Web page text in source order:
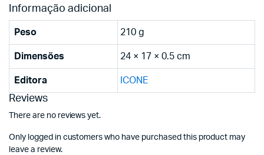
Informação adicional
Peso 210 g
Dimensões 24 × 17 × 0.5 cm
Editora ICONE
Reviews
There are no reviews yet.
Only logged in customers who have purchased this product may
leave a review.